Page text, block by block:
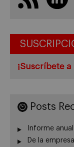
¡Suscríbete
Posts
Informe
De la